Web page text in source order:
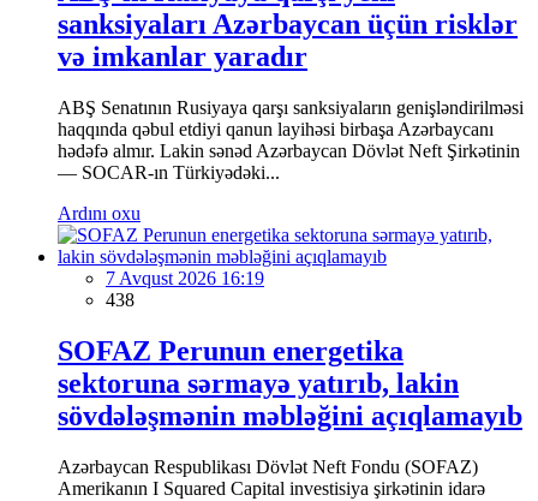
sanksiyaları Azərbaycan üçün risklər
və imkanlar yaradır
ABŞ Senatının Rusiyaya qarşı sanksiyaların genişləndirilməsi
haqqında qəbul etdiyi qanun layihəsi birbaşa Azərbaycanı
hədəfə almır. Lakin sənəd Azərbaycan Dövlət Neft Şirkətinin
— SOCAR-ın Türkiyədəki...
Ardını oxu
7 Avqust 2026 16:19
438
SOFAZ Perunun energetika
sektoruna sərmayə yatırıb, lakin
sövdələşmənin məbləğini açıqlamayıb
Azərbaycan Respublikası Dövlət Neft Fondu (SOFAZ)
Amerikanın I Squared Capital investisiya şirkətinin idarə